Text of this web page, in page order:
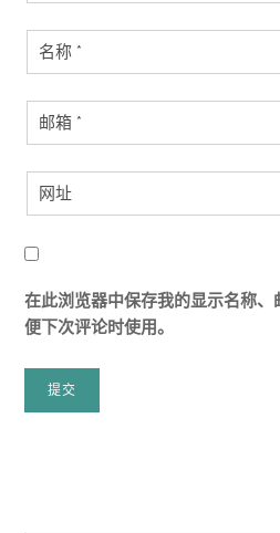
在此浏览器中保存我的显示名称
便下次评论时使用。